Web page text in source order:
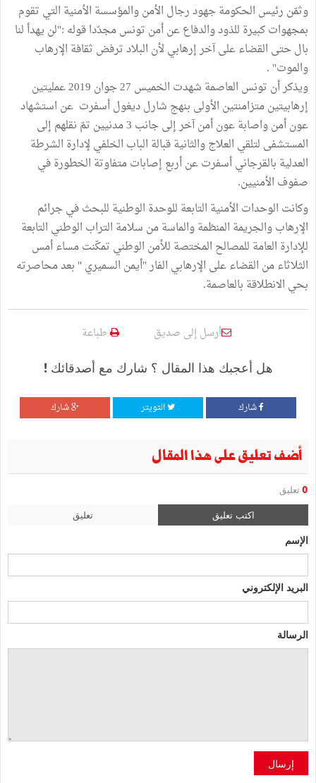
وثمّن رئيس الحكومة جهود رجال الأمن والمؤسسة الأمنية التي تقوم
بمجهوات كبيرة للذود والدفاع عن أمن تونس مجدّدا قوله :"لن يهدأ لنا
بال حتى القضاء على آخر إرهابي لأن البلاد ترفض ثقافة الإرهاب
والموت" .
ويذكر أن تونس العاصمة شهدت الخميس 27 جوان 2019 عمليتين
إرهابيتين متزامنتين الأولى بنهج شارل ديغول أسفرت عن استشهاد
عون أمن واصابة عون أمن آخر إلى جانب 3 مدنيين تمّ نقلهم إلى
المستشفى لتلقي العلاج والثانية قبالة الباب الخلفي لإدارة الشرطة
العدلية بالقرجاني أسفرت عن أربع إصابات متفاوتة الخطورة في
صفوف الأمنيين.
وكانت الوحدات الأمنية التابعة للوحدة الوطنية للبحث في جرائم
الإرهاب والجريمة المنظمة والماسة من سلامة التراب الوطني التابعة
للإدارة العامة للمصالح المختصة للأمن الوطني تمكّنت مساء أمس
الثلاثاء من القضاء على الإرهابي الفار "أيمن السميري " بعد محاصرته
بحي الانطلاقة بالعاصمة.
أرسل إلى صديق طباعة
هل أعجبك هذا المقال ؟ شارك مع أصدقائك !
شارك التويتر شارك
أضف تعليق على هذا المقال
0 تعليق
اكتب تعليق تعليق
الإسم
البريد الإلكتروني
الرسالة
إرسال